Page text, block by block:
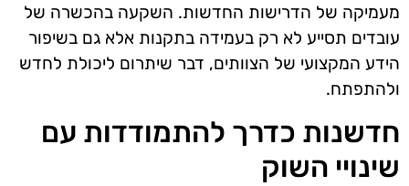
מעמיקה של הדרישות החדשות. השקעה בהכשרה של
עובדים תסייע לא רק בעמידה בתקנות אלא גם בשיפור
הידע המקצועי של הצוותים, דבר שיתרום ליכולת לחדש
ולהתפתח.
חדשנות כדרך להתמודדות עם
שינויי השוק